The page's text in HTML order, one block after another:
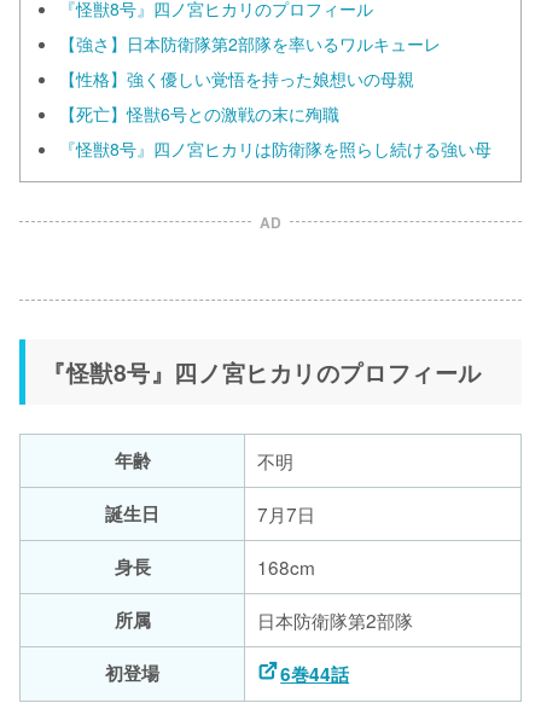
『怪獣8号』四ノ宮ヒカリのプロフィール
【強さ】日本防衛隊第2部隊を率いるワルキューレ
【性格】強く優しい覚悟を持った娘想いの母親
【死亡】怪獣6号との激戦の末に殉職
『怪獣8号』四ノ宮ヒカリは防衛隊を照らし続ける強い母
AD
『怪獣8号』四ノ宮ヒカリのプロフィール
年齢
不明
誕生日
7月7日
身長
168cm
所属
日本防衛隊第2部隊
初登場
6巻44話